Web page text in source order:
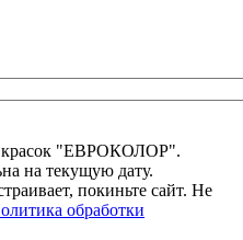
красок "ЕВРОКОЛОР".
на текущую дату.
покиньте сайт. Не
обработки